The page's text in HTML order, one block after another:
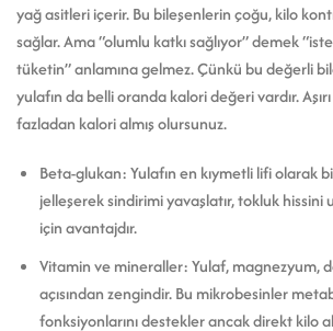
yağ asitleri içerir. Bu bileşenlerin çoğu, kilo
sağlar. Ama “olumlu katkı sağlıyor” demek
tüketin” anlamına gelmez. Çünkü bu değerli
yulafın da belli oranda kalori değeri vardır.
fazladan kalori almış olursunuz.
Beta-glukan: Yulafın en kıymetli lifi olarak
jelleşerek sindirimi yavaşlatır, tokluk hissini
için avantajdır.
Vitamin ve mineraller: Yulaf, magnezyum,
açısından zengindir. Bu mikrobesinler
fonksiyonlarını destekler ancak direkt kilo